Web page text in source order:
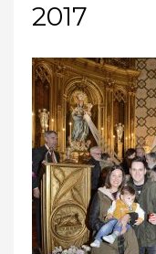
2017